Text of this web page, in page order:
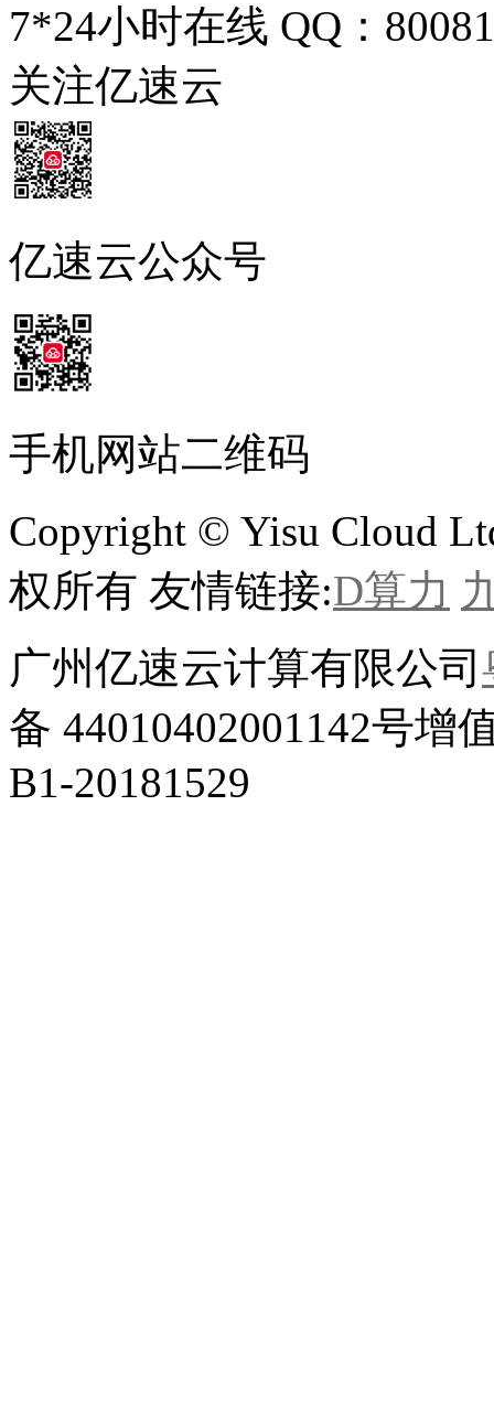
7*24小时在线 QQ：
关注亿速云
亿速云公众号
手机网站二维码
Copyright © Yisu Cloud
权所有 友情链接:D算力
广州亿速云计算有限公司
备 44010402001142号增
B1-20181529